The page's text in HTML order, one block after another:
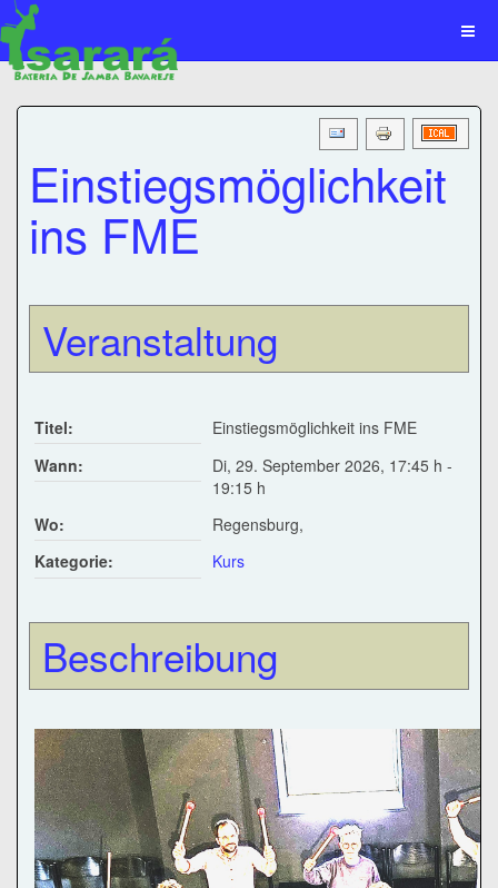
Einstiegsmöglichkeit
ins FME
Veranstaltung
Titel:
Einstiegsmöglichkeit ins FME
Wann:
Di, 29. September 2026, 17:45 h -
19:15 h
Wo:
Regensburg,
Kategorie:
Kurs
Beschreibung